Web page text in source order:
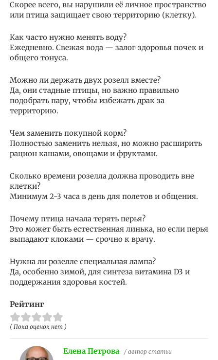
Скорее всего, вы нарушили её личное пространство
или птица защищает свою территорию (клетку).
Как часто нужно менять воду?
Ежедневно. Свежая вода — залог здоровья почек и
общего тонуса.
Можно ли держать двух розелл вместе?
Да, они стадные птицы, но важно правильно
подобрать пару, чтобы избежать драк за
территорию.
Чем заменить покупной корм?
Полностью заменить нельзя, но можно расширить
рацион кашами, овощами и фруктами.
Сколько времени розелла должна проводить вне
клетки?
Минимум 2-3 часа в день для полетов и общения.
Почему птица начала терять перья?
Это может быть естественная линька, но если перья
выпадают клоками — срочно к врачу.
Нужна ли розелле специальная лампа?
Да, особенно зимой, для синтеза витамина D3 и
поддержания здоровья костей.
Рейтинг
( Пока оценок нет )
Елена Петрова / автор статьи